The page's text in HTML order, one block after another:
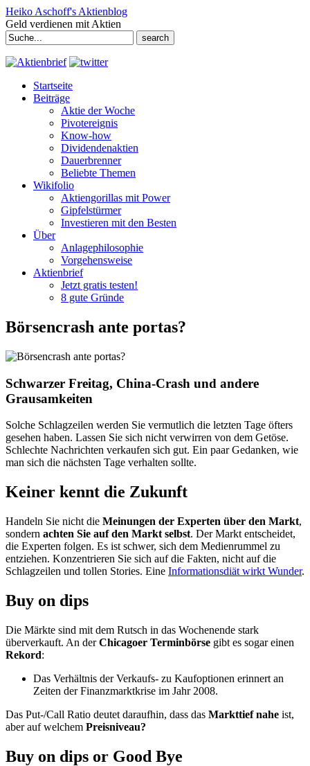
Heiko Aschoff's Aktienblog
Geld verdienen mit Aktien
Search
for:
Startseite
Beiträge
Aktie der Woche
Pivotereignis
Know-how
Dividendenaktien
Dauerbrenner
Beliebte Themen
Wikifolio
Aktiengorillas mit Power
Gipfelstürmer
Investieren mit den Besten
Über
Anlagephilosophie
Vorgehensweise
Aktienbrief
Jetzt gratis testen!
8 gute Gründe
Börsencrash ante portas?
Schwarzer Freitag, China-Crash und andere
Grausamkeiten
Solche Schlagzeilen werden Sie vermutlich die letzten Tage öfters
gesehen haben. Lassen Sie sich nicht verwirren von dem Getöse.
Schlechte Nachrichten verkaufen sich gut. Ein paar Gedanken, wie
man sich die nächsten Tage verhalten sollte.
Keiner kennt die Zukunft
Handeln Sie nicht die Meinungen der Experten über den Markt,
sondern achten Sie auf den Markt selbst. Der Markt entscheidet,
die Experten folgen. Es ist schwer, sich dem Medienrummel zu
entziehen. Konzentrieren Sie sich auf die Fakten, nicht auf die
Schlagzeilen und tollen Stories. Eine Informationsdiät wirkt Wunder.
Buy on dips
Die Märkte sind mit dem Rutsch in das Wochenende stark
überverkauft. An derChicagoer Terminbörse gibt es sogar einen
Rekord:
Das Verhältnis der Verkaufs- zu Kaufoptionen erinnert an
Zeiten der Finanzmarktkrise im Jahr 2008.
Das Put-/Call Ratio deutet daraufhin, dass das Markttief nahe ist,
aber auf welchem Preisniveau?
Buy on dips or Good Bye